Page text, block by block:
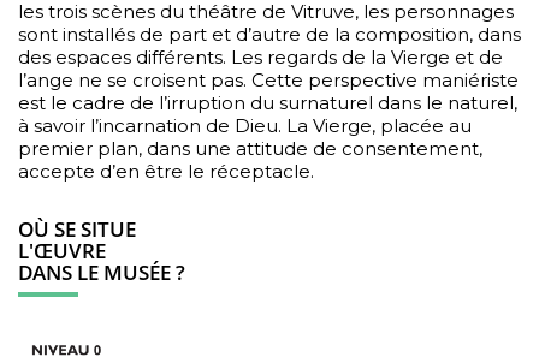
les trois scènes du théâtre de Vitruve, les personnages
sont installés de part et d’autre de la composition, dans
des espaces différents. Les regards de la Vierge et de
l’ange ne se croisent pas. Cette perspective maniériste
est le cadre de l’irruption du surnaturel dans le naturel,
à savoir l’incarnation de Dieu. La Vierge, placée au
premier plan, dans une attitude de consentement,
accepte d’en être le réceptacle.
OÙ SE SITUE
L'ŒUVRE
DANS LE MUSÉE ?